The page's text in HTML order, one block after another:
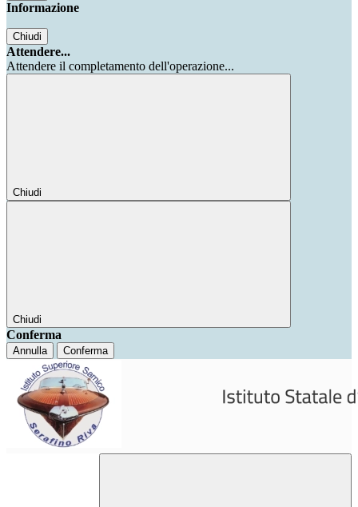
Informazione
Chiudi
Attendere...
Attendere il completamento dell'operazione...
Chiudi
Chiudi
Conferma
Annulla Conferma